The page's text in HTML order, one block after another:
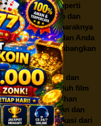
situs-situs seperti
dengan risiko dan
sebelumnya, maraknya
kontroversi, dan Anda
mempertimbangkan
tersebut.
industri hiburan dan
dan mengunduh film
sebuah pilihan
kenyamanan dan
memahami implikasi dari